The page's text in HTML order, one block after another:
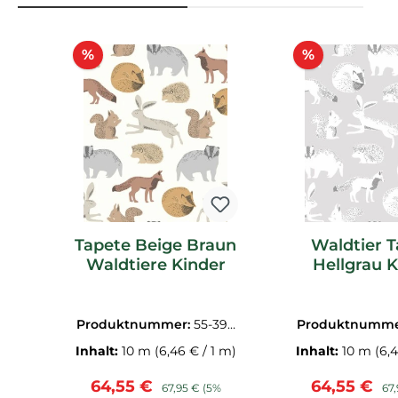
%Rabatt
Tapete Beige Braun
Waldtiere Kinder
Produktnummer: 55-399
050
Inhalt: 10 m (6,46 € / 1 m)
Verkaufspreis:
64,55 € Regulärer Preis:
67,95 € (5%
%Rabatt
Waldtier
Hellgrau
060
Inhalt:10 m
64,55 €